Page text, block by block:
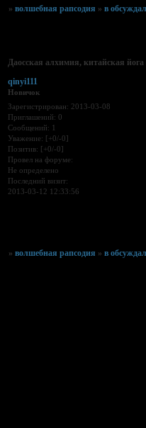
»волшебная рапсодия »в
Даосская алхимия, китайская
qinyi111
Новичок
Зарегистрирован: 2013-03-08
Приглашений: 0
Сообщений: 1
Уважение: [+0/-0]
Позитив: [+0/-0]
Провел на форуме:
Не определено
Последний визит:
2013-03-12 12:33:56
»волшебная рапсодия »в